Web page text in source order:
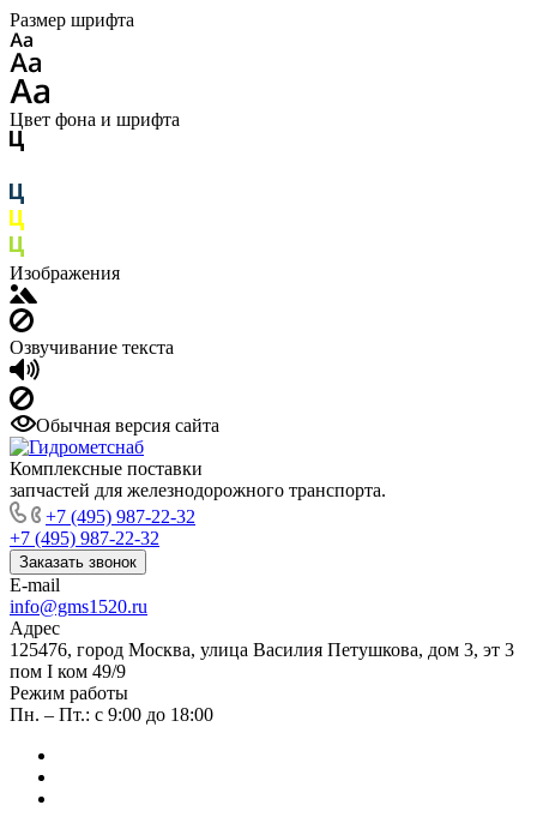
Размер шрифта
Цвет фона и шрифта
Изображения
Озвучивание текста
Обычная версия сайта
Комплексные поставки
запчастей для железнодорожного транспорта.
+7 (495) 987-22-32
+7 (495) 987-22-32
Заказать звонок
E-mail
info@gms1520.ru
Адрес
125476, город Москва, улица Василия Петушкова, дом 3, эт 3
пом I ком 49/9
Режим работы
Пн. – Пт.: с 9:00 до 18:00